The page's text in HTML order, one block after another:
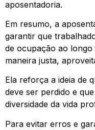
aposentadoria.
Em resumo, a
garantir que
de ocupação ao longo
maneira justa,
Ela reforça a ideia de
deve ser perdido e
diversidade da vida
Para evitar erros e